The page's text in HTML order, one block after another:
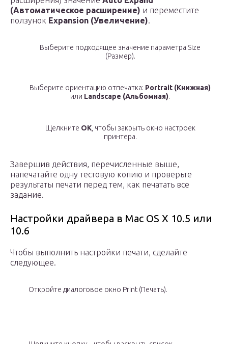
(Автоматическое расширение) и переместите
ползунок Expansion (Увеличение).
Выберите подходящее значение параметра Size
(Размер).
Выберите ориентацию отпечатка: Portrait (Книжная)
или Landscape (Альбомная).
Щелкните OK, чтобы закрыть окно настроек
принтера.
Завершив действия, перечисленные выше,
напечатайте одну тестовую копию и проверьте
результаты печати перед тем, как печатать все
задание.
Настройки драйвера в Mac OS X 10.5 или
10.6
Чтобы выполнить настройки печати, сделайте
следующее.
Откройте диалоговое окно Print (Печать).